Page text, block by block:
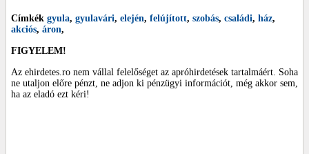
Címkék gyula, gyulavári, elején, felújított, szobás, családi, ház,
akciós, áron,
FIGYELEM!
Az ehirdetes.ro nem vállal felelőséget az apróhirdetések tartalmáért. Soha
ne utaljon előre pénzt, ne adjon ki pénzügyi információt, még akkor sem,
ha az eladó ezt kéri!